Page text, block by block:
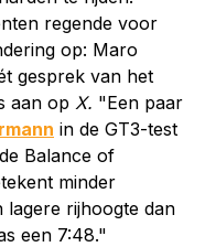
regende voor
op: Maro
gesprek van het
aan op X. "Een paar
in de GT3-test
Balance of
minder
lagere rijhoogte dan
een 7:48."